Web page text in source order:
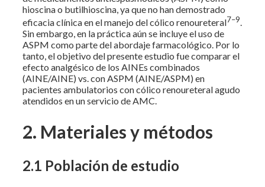
hioscina o butilhioscina, ya que no han demostrado
eficacia clínica en el manejo del cólico renoureteral7–9.
Sin embargo, en la práctica aún se incluye el uso de
ASPM como parte del abordaje farmacológico. Por lo
tanto, el objetivo del presente estudio fue comparar el
efecto analgésico de los AINEs combinados
(AINE/AINE) vs. con ASPM (AINE/ASPM) en
pacientes ambulatorios con cólico renoureteral agudo
atendidos en un servicio de AMC.
2. Materiales y métodos
2.1 Población de estudio